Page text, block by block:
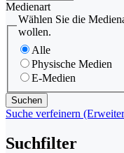
Medienart
Wählen Sie die
wollen.
Alle
Physische Medien
E-Medien
Suche verfeinern
Suchfilter